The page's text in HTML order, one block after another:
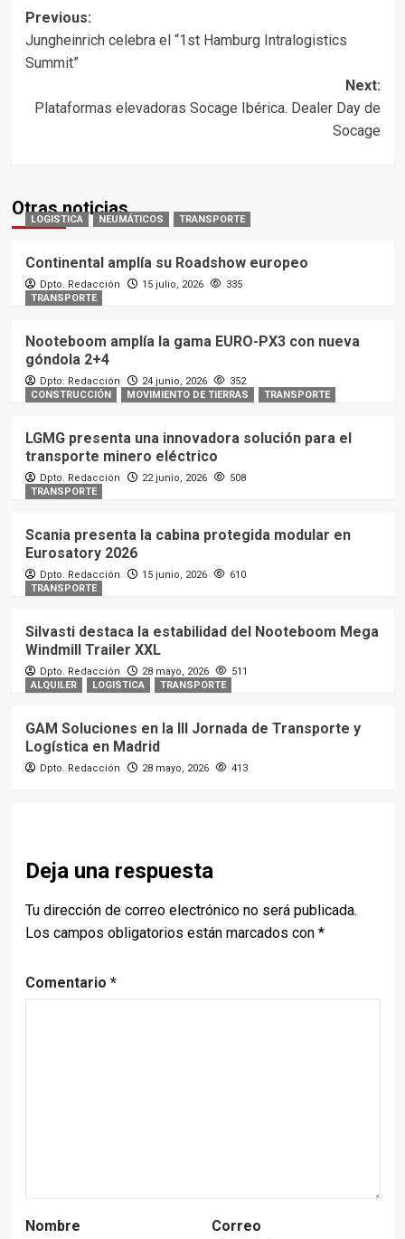
Post
navigation
Previous:
Jungheinrich celebra el “1st Hamburg Intralogistics
Summit”
Next:
Plataformas elevadoras Socage Ibérica. Dealer Day de
Socage
Otras noticias
LOGISTICA NEUMÁTICOS TRANSPORTE
Continental amplía su Roadshow europeo
Dpto. Redacción 15 julio, 2026
335
TRANSPORTE
Nooteboom amplía la gama EURO-PX3 con nueva
góndola 2+4
Dpto. Redacción 24 junio, 2026
352
CONSTRUCCIÓN
MOVIMIENTO DE TIERRAS TRANSPORTE
LGMG presenta una innovadora solución para el
transporte minero eléctrico
Dpto. Redacción 22 junio, 2026
508
TRANSPORTE
Scania presenta la cabina protegida modular en
Eurosatory 2026
Dpto. Redacción 15 junio, 2026
610
TRANSPORTE
Silvasti destaca la estabilidad del Nooteboom Mega
Windmill Trailer XXL
Dpto. Redacción 28 mayo, 2026
511
ALQUILER
LOGISTICA TRANSPORTE
GAM Soluciones en la III Jornada de Transporte y
Logística en Madrid
Dpto. Redacción 28 mayo, 2026 413
Deja una respuesta
Tu dirección de correo electrónico no será publicada.
Los campos obligatorios están marcados con *
Comentario *
Nombre
Correo